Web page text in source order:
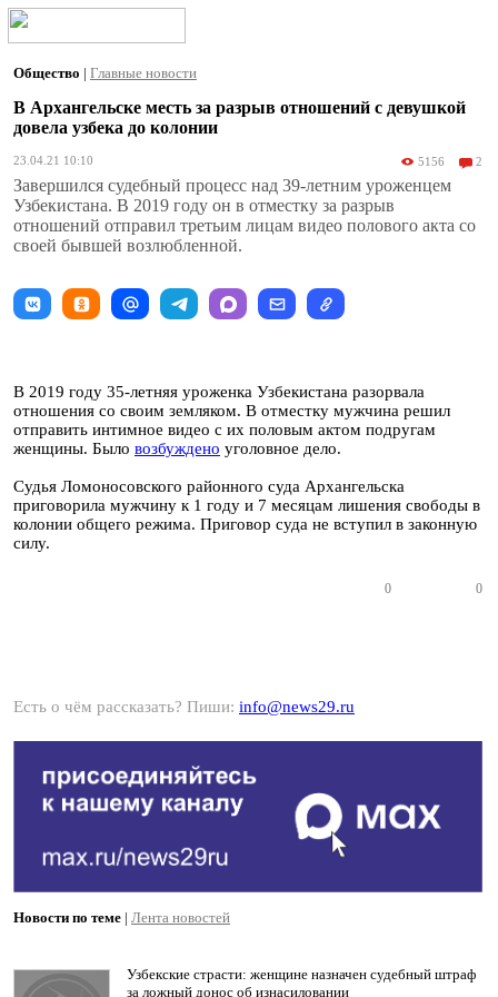
Общество | Главные новости
В Архангельске месть за разрыв отношений с девушкой
довела узбека до колонии
23.04.21 10:10 5156 2
Завершился судебный процесс над 39-летним уроженцем
Узбекистана. В 2019 году он в отместку за разрыв
отношений отправил третьим лицам видео полового акта со
своей бывшей возлюбленной.
В 2019 году 35-летняя уроженка Узбекистана разорвала
отношения со своим земляком. В отместку мужчина решил
отправить интимное видео с их половым актом подругам
женщины. Было возбуждено уголовное дело.
Судья Ломоносовского районного суда Архангельска
приговорила мужчину к 1 году и 7 месяцам лишения свободы в
колонии общего режима. Приговор суда не вступил в законную
силу.
0 0
Есть о чём рассказать? Пиши: info@news29.ru
Новости по теме | Лента новостей
Узбекские страсти: женщине назначен судебный штраф
за ложный донос об изнасиловании